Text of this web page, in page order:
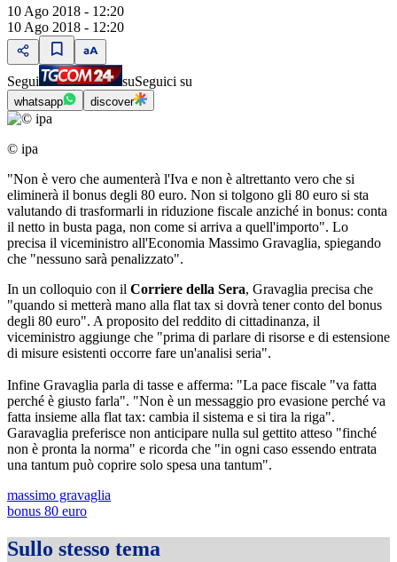
10 Ago 2018 - 12:20
10 Ago 2018 - 12:20
Segui suSeguici su
whatsapp discover
© ipa
"Non è vero che aumenterà l'Iva e non è altrettanto vero che si
eliminerà il bonus degli 80 euro. Non si tolgono gli 80 euro si sta
valutando di trasformarli in riduzione fiscale anziché in bonus: conta
il netto in busta paga, non come si arriva a quell'importo". Lo
precisa il viceministro all'Economia Massimo Gravaglia, spiegando
che "nessuno sarà penalizzato".
In un colloquio con il Corriere della Sera, Gravaglia precisa che
"quando si metterà mano alla flat tax si dovrà tener conto del bonus
degli 80 euro". A proposito del reddito di cittadinanza, il
viceministro aggiunge che "prima di parlare di risorse e di estensione
di misure esistenti occorre fare un'analisi seria".
Infine Gravaglia parla di tasse e afferma: "La pace fiscale "va fatta
perché è giusto farla". "Non è un messaggio pro evasione perché va
fatta insieme alla flat tax: cambia il sistema e si tira la riga".
Garavaglia preferisce non anticipare nulla sul gettito atteso "finché
non è pronta la norma" e ricorda che "in ogni caso essendo entrata
una tantum può coprire solo spesa una tantum".
massimo gravaglia
bonus 80 euro
Sullo stesso tema